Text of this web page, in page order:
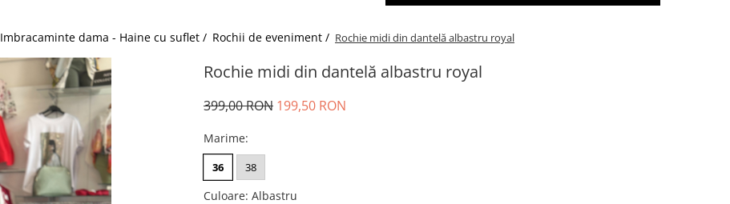
Imbracaminte dama - Haine cu suflet / Rochii de eveniment / Rochie midi din dantelă albastru royal
Rochie midi din dantelă albastru royal
399,00 RON 199,50 RON
Marime:
36 38
Culoare: Albastru